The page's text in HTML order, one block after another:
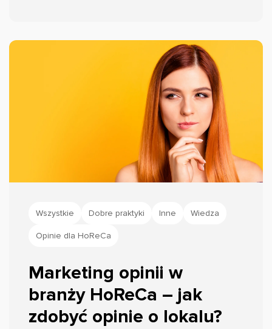
Wszystkie Dobre praktyki Inne Wiedza
Opinie dla HoReCa
Marketing opinii w
branży HoReCa – jak
zdobyć opinie o lokalu?